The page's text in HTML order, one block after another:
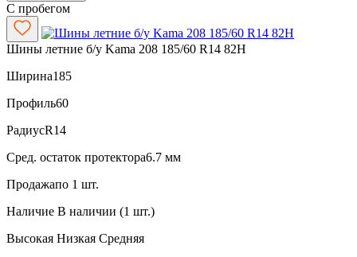
С пробегом
Шины летние б/у Kama 208 185/60 R14 82H
Ширина185
Профиль60
РадиусR14
Сред. остаток протектора6.7 мм
Продажапо 1 шт.
Наличие В наличии (1 шт.)
Высокая Низкая Средняя